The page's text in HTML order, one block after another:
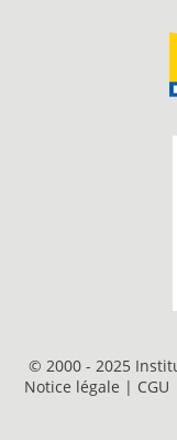
© 2000 - 2025
Notice légale | CGU